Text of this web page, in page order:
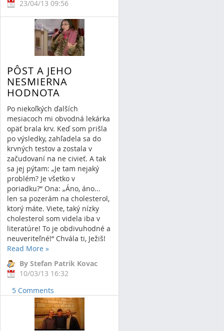
23/04/13 09:56
6 Comments
PÔST A JEHO
NESMIERNA
HODNOTA
Po niekoľkých ďalších
mesiacoch mi obvodná lekárka
opäť brala krv. Keď som prišla
po výsledky, zahľadela sa do
krvných testov a zostala v
začudovaní na ne civieť. A tak
sa jej pýtam: „Je tam nejaký
problém? Je všetko v
poriadku?“ Ona: „Áno, áno...
len sa pozerám na cholesterol,
ktorý máte. Viete, taký nízky
cholesterol som videla iba v
literatúre! To je obdivuhodné a
neuveriteľné!“ Chvála ti, Ježiš!
Read More »
By Stefan Patrik Kovac
10/03/13 16:32
5 Comments